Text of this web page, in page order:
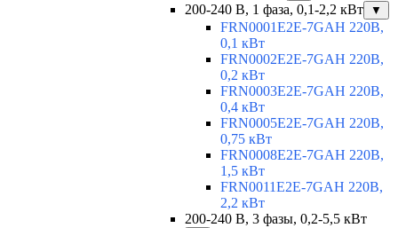
200-240 В, 1 фаза, 0,1-2,2 кВт ▼
FRN0001E2E-7GAH 220В,
0,1 кВт
FRN0002E2E-7GAH 220В,
0,2 кВт
FRN0003E2E-7GAH 220В,
0,4 кВт
FRN0005E2E-7GAH 220В,
0,75 кВт
FRN0008E2E-7GAH 220В,
1,5 кВт
FRN0011E2E-7GAH 220В,
2,2 кВт
200-240 В, 3 фазы, 0,2-5,5 кВт